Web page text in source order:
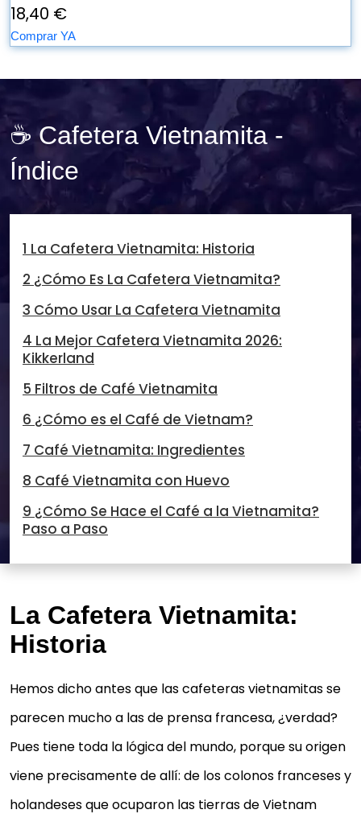
18,40 €
Comprar YA
☕ Cafetera Vietnamita -
Índice
1 La Cafetera Vietnamita: Historia
2 ¿Cómo Es La Cafetera Vietnamita?
3 Cómo Usar La Cafetera Vietnamita
4 La Mejor Cafetera Vietnamita 2026:
Kikkerland
5 Filtros de Café Vietnamita
6 ¿Cómo es el Café de Vietnam?
7 Café Vietnamita: Ingredientes
8 Café Vietnamita con Huevo
9 ¿Cómo Se Hace el Café a la Vietnamita?
Paso a Paso
La Cafetera Vietnamita:
Historia
Hemos dicho antes que las cafeteras vietnamitas se
parecen mucho a las de prensa francesa, ¿verdad?
Pues tiene toda la lógica del mundo, porque su origen
viene precisamente de allí: de los colonos franceses y
holandeses que ocuparon las tierras de Vietnam